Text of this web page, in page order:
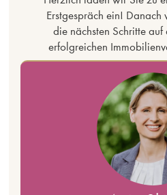
Erstgespräch ein! Danach
die nächsten Schritte
erfolgreichen